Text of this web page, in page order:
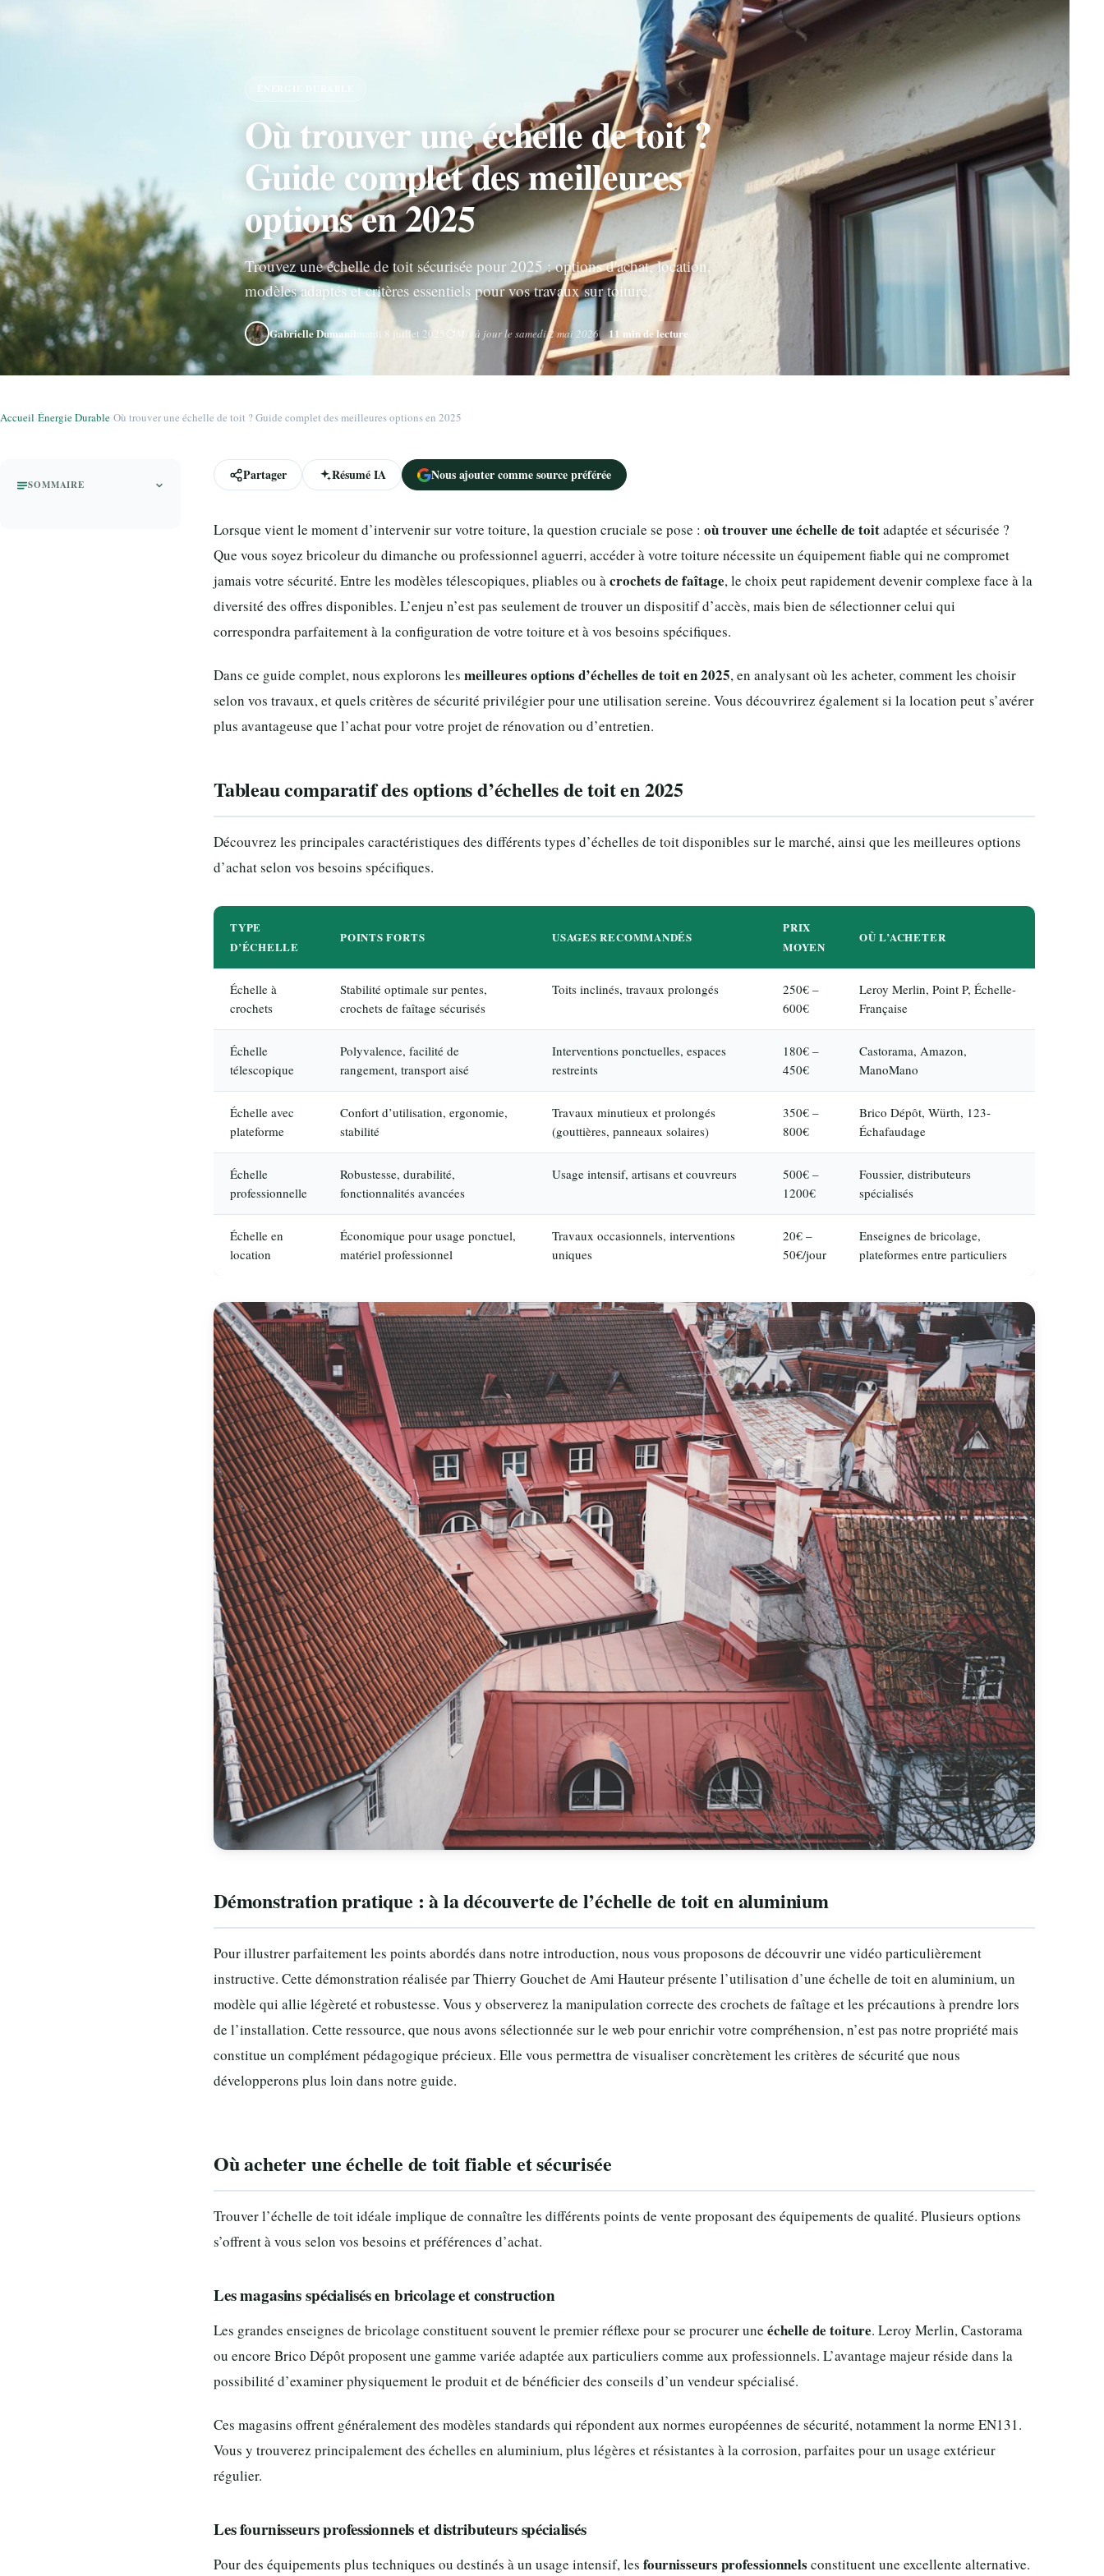
ÉNERGIE DURABLE
Où trouver une échelle de toit ?
Guide complet des meilleures
options en 2025
Trouvez une échelle de toit sécurisée pour 2025 : options d'achat, location,
modèles adaptés et critères essentiels pour vos travaux sur toiture.
Gabrielle Dumanil mardi 8 juillet 2025 Mis à jour le samedi 2 mai 2026 11 min de lecture
Accueil›Énergie Durable›Où trouver une échelle de toit ? Guide complet des meilleures options en 2025
SOMMAIRE
Partager Résumé IA Nous ajouter comme source préférée
Lorsque vient le moment d’intervenir sur votre toiture, la question cruciale se pose : où trouver une échelle de toitadaptée et sécurisée ?
Que vous soyez bricoleur du dimanche ou professionnel aguerri, accéder à votre toiture nécessite un équipement fiable qui ne compromet
jamais votre sécurité. Entre les modèles télescopiques, pliables ou àcrochets de faîtage, le choix peut rapidement devenir complexe face à la
diversité des offres disponibles. L’enjeu n’est pas seulement de trouver un dispositif d’accès, mais bien de sélectionner celui qui
correspondra parfaitement à la configuration de votre toiture et à vos besoins spécifiques.
Dans ce guide complet, nous explorons les meilleures options d’échelles de toit en 2025, en analysant où les acheter, comment les choisir
selon vos travaux, et quels critères de sécurité privilégier pour une utilisation sereine. Vous découvrirez également si la location peut s’avérer
plus avantageuse que l’achat pour votre projet de rénovation ou d’entretien.
Tableau comparatif des options d’échelles de toit en 2025
Découvrez les principales caractéristiques des différents types d’échelles de toit disponibles sur le marché, ainsi que les meilleures options
d’achat selon vos besoins spécifiques.
TYPE
D’ÉCHELLE
POINTS FORTS USAGES RECOMMANDÉS
PRIX
MOYEN
OÙ L’ACHETER
Échelle à
crochets
Stabilité optimale sur pentes,
crochets de faîtage sécurisés
Toits inclinés, travaux prolongés
250€ –
600€
Leroy Merlin, Point P, Échelle-
Française
Échelle
télescopique
Polyvalence, facilité de
rangement, transport aisé
Interventions ponctuelles, espaces
restreints
180€ –
450€
Castorama, Amazon,
ManoMano
Échelle avec
plateforme
Confort d’utilisation, ergonomie,
stabilité
Travaux minutieux et prolongés
(gouttières, panneaux solaires)
350€ –
800€
Brico Dépôt, Würth, 123-
Échafaudage
Échelle
professionnelle
Robustesse, durabilité,
fonctionnalités avancées
Usage intensif, artisans et couvreurs
500€ –
1200€
Foussier, distributeurs
spécialisés
Échelle en
location
Économique pour usage ponctuel,
matériel professionnel
Travaux occasionnels, interventions
uniques
20€ –
50€/jour
Enseignes de bricolage,
plateformes entre particuliers
Démonstration pratique : à la découverte de l’échelle de toit en aluminium
Pour illustrer parfaitement les points abordés dans notre introduction, nous vous proposons de découvrir une vidéo particulièrement
instructive. Cette démonstration réalisée par Thierry Gouchet de Ami Hauteur présente l’utilisation d’une échelle de toit en aluminium, un
modèle qui allie légèreté et robustesse. Vous y observerez la manipulation correcte des crochets de faîtage et les précautions à prendre lors
de l’installation. Cette ressource, que nous avons sélectionnée sur le web pour enrichir votre compréhension, n’est pas notre propriété mais
constitue un complément pédagogique précieux. Elle vous permettra de visualiser concrètement les critères de sécurité que nous
développerons plus loin dans notre guide.
Où acheter une échelle de toit fiable et sécurisée
Trouver l’échelle de toit idéale implique de connaître les différents points de vente proposant des équipements de qualité. Plusieurs options
s’offrent à vous selon vos besoins et préférences d’achat.
Les magasins spécialisés en bricolage et construction
Les grandes enseignes de bricolage constituent souvent le premier réflexe pour se procurer une échelle de toiture. Leroy Merlin, Castorama
ou encore Brico Dépôt proposent une gamme variée adaptée aux particuliers comme aux professionnels. L’avantage majeur réside dans la
possibilité d’examiner physiquement le produit et de bénéficier des conseils d’un vendeur spécialisé.
Ces magasins offrent généralement des modèles standards qui répondent aux normes européennes de sécurité, notamment la norme EN131.
Vous y trouverez principalement des échelles en aluminium, plus légères et résistantes à la corrosion, parfaites pour un usage extérieur
régulier.
Les fournisseurs professionnels et distributeurs spécialisés
Pour des équipements plus techniques ou destinés à un usage intensif, les fournisseurs professionnels constituent une excellente alternative.